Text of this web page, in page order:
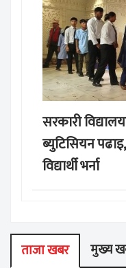
सरकारी
ब्युटिसियन पढाइ,
विद्यार्थी भर्ना
ताजा खबर मुख्य